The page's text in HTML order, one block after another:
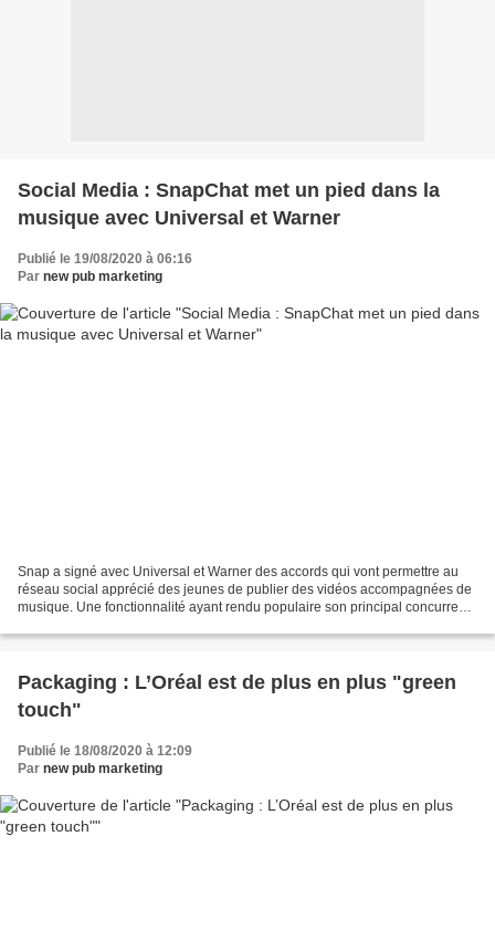
Social Media : SnapChat met un pied dans la
musique avec Universal et Warner
Publié le 19/08/2020 à 06:16
Par new pub marketing
Snap a signé avec Universal et Warner des accords qui vont permettre au
réseau social apprécié des jeunes de publier des vidéos accompagnées de
musique. Une fonctionnalité ayant rendu populaire son principal concurrent,
Packaging : L’Oréal est de plus en plus "green
touch"
Publié le 18/08/2020 à 12:09
Par new pub marketing